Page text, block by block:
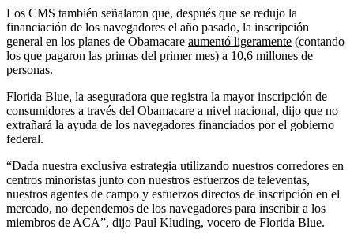
Los CMS también señalaron que, después que se redujo la
financiación de los navegadores el año pasado, la inscripción
general en los planes de Obamacare aumentó ligeramente (contando
los que pagaron las primas del primer mes) a 10,6 millones de
personas.
Florida Blue, la aseguradora que registra la mayor inscripción de
consumidores a través del Obamacare a nivel nacional, dijo que no
extrañará la ayuda de los navegadores financiados por el gobierno
federal.
“Dada nuestra exclusiva estrategia utilizando nuestros corredores en
centros minoristas junto con nuestros esfuerzos de televentas,
nuestros agentes de campo y esfuerzos directos de inscripción en el
mercado, no dependemos de los navegadores para inscribir a los
miembros de ACA”, dijo Paul Kluding, vocero de Florida Blue.